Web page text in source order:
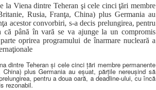
la Viena dintre Teheran şi cele cinci ţări membre
Rusia, Franţa, China) plus Germania au
acestor convorbiri, s-a decis prelungirea, pentru
până în vară se va ajunge la un compromis
oprirea programului de înarmare nucleară a
dintre Teheran şi cele cinci ţări membre permanente
plus Germania au eşuat, părţile nereuşind să
pentru a doua oară, a deadline-ului, cu încă
rezonabil.